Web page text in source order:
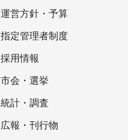
運営方針・予算
指定管理者制度
採用情報
市会・選挙
統計・調査
広報・刊行物